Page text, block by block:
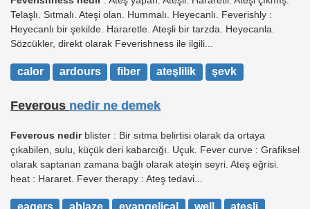
Telaşlı. Sıtmalı. Ateşi olan. Hummalı. Heyecanlı. Feverishly :
Heyecanlı bir şekilde. Hararetle. Ateşli bir tarzda. Heyecanla.
Sözcükler, direkt olarak Feverishness ile ilgili...
calor ardours fiber ateşlilik şevk
Feverous nedir ne demek
Feverous nedirblister : Bir sıtma belirtisi olarak da ortaya
çıkabilen, sulu, küçük deri kabarcığı. Uçuk. Fever curve : Grafiksel
olarak saptanan zamana bağlı olarak ateşin seyri. Ateş eğrisi.
heat : Hararet. Fever therapy : Ateş tedavi...